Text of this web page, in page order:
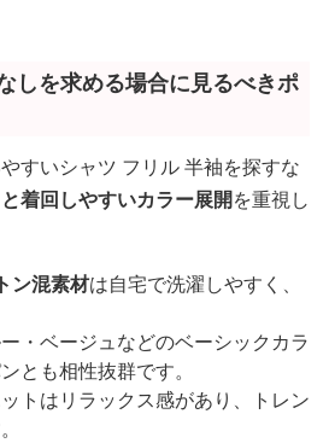
しを求める場合に見るべきポ
すいシャツ フリル 半袖を探すな
着回しやすいカラー展開を重視し
ン混素材は自宅で洗濯しやすく、
・ベージュなどのベーシックカラ
とも相性抜群です。
トはリラックス感があり、トレン